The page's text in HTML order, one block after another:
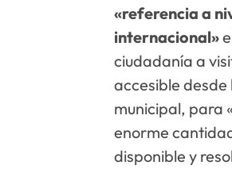
«referencia a
internacional»
ciudadanía a
accesible desde
municipal, para
enorme
disponible y